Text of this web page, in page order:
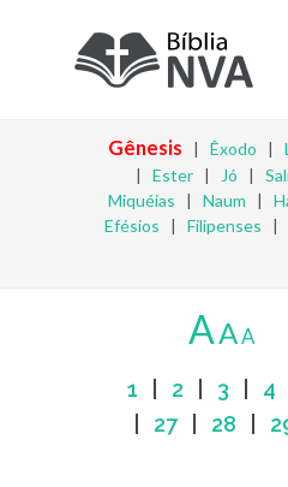
Gênesis | Êxodo |
| Ester| Jó |
Miquéias | Naum |
Efésios | Filipenses |
AAA
1 2 3 4
27| 28